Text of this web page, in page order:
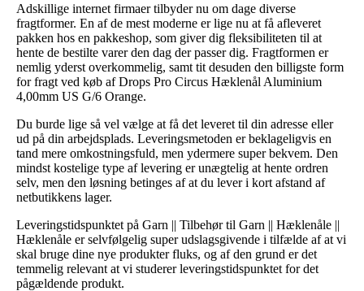
Adskillige internet firmaer tilbyder nu om dage diverse
fragtformer. En af de mest moderne er lige nu at få afleveret
pakken hos en pakkeshop, som giver dig fleksibiliteten til at
hente de bestilte varer den dag der passer dig. Fragtformen er
nemlig yderst overkommelig, samt tit desuden den billigste form
for fragt ved køb af Drops Pro Circus Hæklenål Aluminium
4,00mm US G/6 Orange.
Du burde lige så vel vælge at få det leveret til din adresse eller
ud på din arbejdsplads. Leveringsmetoden er beklageligvis en
tand mere omkostningsfuld, men ydermere super bekvem. Den
mindst kostelige type af levering er unægtelig at hente ordren
selv, men den løsning betinges af at du lever i kort afstand af
netbutikkens lager.
Leveringstidspunktet på Garn || Tilbehør til Garn || Hæklenåle ||
Hæklenåle er selvfølgelig super udslagsgivende i tilfælde af at vi
skal bruge dine nye produkter fluks, og af den grund er det
temmelig relevant at vi studerer leveringstidspunktet for det
pågældende produkt.